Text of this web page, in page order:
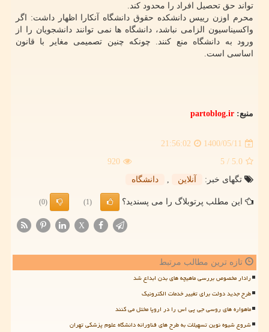
تواند حق تحصیل افراد را محدود کند.
محرم اوزن رییس دانشکده حقوق دانشگاه آنکارا اظهار داشت: اگر
واکسیناسیون الزامی نباشد، دانشگاه ها نمی توانند دانشجویان را از
ورود به دانشگاه منع کنند. چونکه چنین تصمیمی مغایر با قانون
اساسی است.
منبع: partoblog.ir
1400/05/11
21:56:02
5.0
/ 5
920
تگهای خبر:
آنلاین , دانشگاه
این مطلب پرتوبلاگ را می پسندید؟ (1)
(0)
X
تازه ترین مطالب مرتبط
رادار مخصوص بررسی ماهیچه های بدن ابداع شد
طرح جدید دولت برای تغییر خدمات الکترونیک
ماهواره های روسی جی پی اس را در اروپا مختل می کنند
شروع شیوه نوین تسهیلات به طرح های فناورانه دانشگاه علوم پزشکی تهران